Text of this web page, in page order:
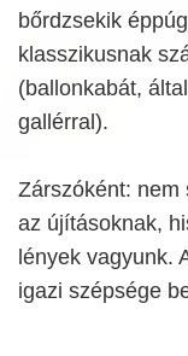
bőrdzsekik
klasszikusnak
(ballonkabát,
gallérral).
Zárszóként: nem
az újításoknak,
lények vagyunk.
igazi szépsége